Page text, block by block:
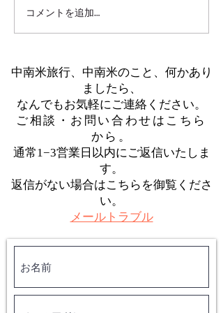
南米 家族旅行｜ペルー・
アマゾンジャングル体験
コメントを追加…
中南米旅行、中南米のこと、何かあり
ましたら、
なんでもお気軽にご連絡ください。
​ご相談・お問い合わせはこちら
から。
通常1−3営業日以内にご返信いたしま
す。
返信がない場合はこちらを御覧くださ
い。
メールトラブル